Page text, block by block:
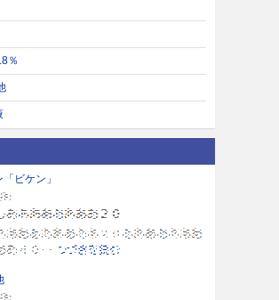
％
ビケン」